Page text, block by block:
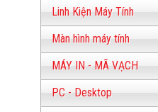
Linh Kiện Máy Tính
Màn hình máy tính
MÁY IN - MÃ VẠCH
PC - Desktop